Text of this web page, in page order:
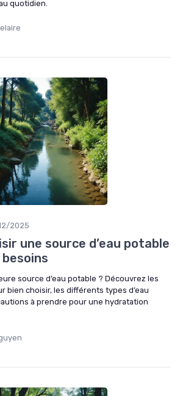
quotidien.
2025
une source d’eau potable
source d’eau potable ? Découvrez les
bien choisir, les différents types d’eau
à prendre pour une hydratation